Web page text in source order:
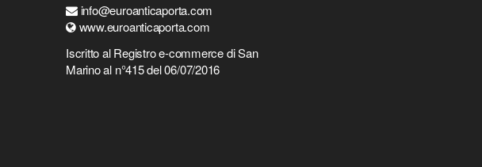
info@euroanticaporta.com
www.euroanticaporta.com
Iscritto al Registro e-commerce di San
Marino al n°415 del 06/07/2016